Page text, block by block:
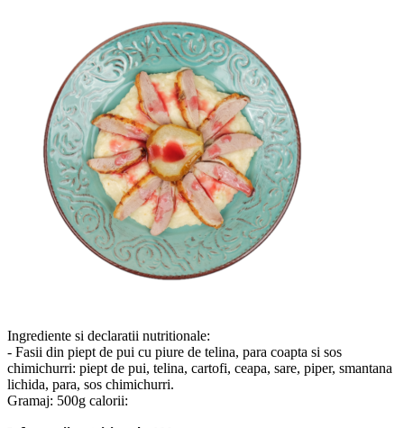
Ingrediente si declaratii nutritionale:
- Fasii din piept de pui cu piure de telina, para coapta si sos
chimichurri: piept de pui, telina, cartofi, ceapa, sare, piper, smantana
lichida, para, sos chimichurri.
Gramaj: 500g calorii: